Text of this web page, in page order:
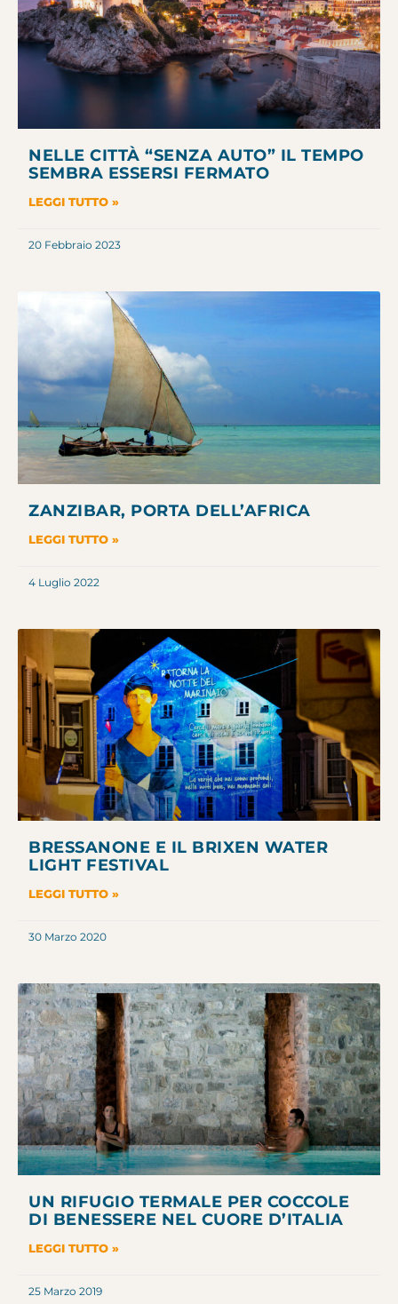
NELLE CITTÀ “SENZA AUTO” IL TEMPO
SEMBRA ESSERSI FERMATO
LEGGI TUTTO »
20 Febbraio 2023
ZANZIBAR, PORTA DELL’AFRICA
LEGGI TUTTO »
4 Luglio 2022
BRESSANONE E IL BRIXEN WATER
LIGHT FESTIVAL
LEGGI TUTTO »
30 Marzo 2020
UN RIFUGIO TERMALE PER COCCOLE
DI BENESSERE NEL CUORE D’ITALIA
LEGGI TUTTO »
25 Marzo 2019